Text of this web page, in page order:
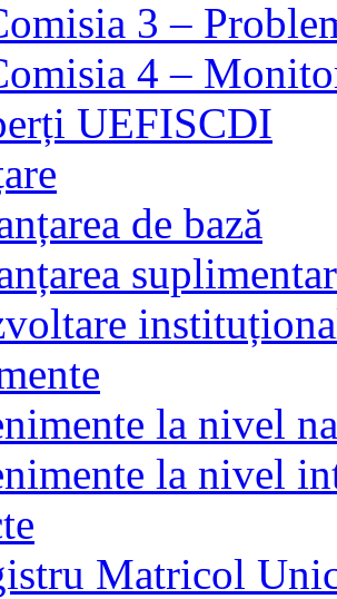
3 –
4 –
UEFISCDI
de bază
la nivel
la nivel
Matricol